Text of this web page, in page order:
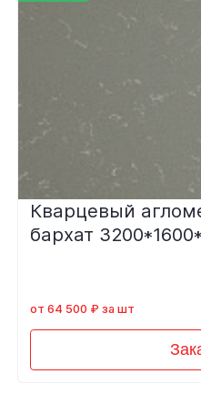
Кварцевый
бархат
от 64 500 ₽ за шт